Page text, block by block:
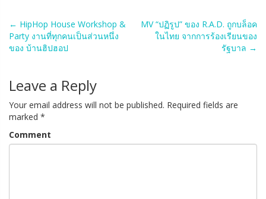
Post
navigation
← HipHop House Workshop &
Party งานที่ทุกคนเป็นส่วนหนึ่ง
ของ บ้านฮิปฮอป
MV “ปฏิรูป” ของ R.A.D. ถูกบล็อค
ในไทย จากการร้องเรียนของ
รัฐบาล →
Leave a Reply
Your email address will not be published. Required fields are
marked *
Comment